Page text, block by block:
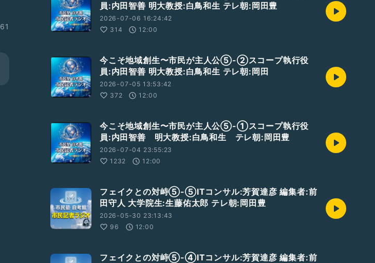
61
員:内田智善 明大教授:白鳥和生 テレ朝:岡田豊
2026-07-06 16:24:42
314
12:00
今こそ地域創生〜市民が主人公⑤-②スコープ執行役
員:内田智善 明大教授:白鳥和生 テレ朝:岡田
2026-07-05 13:53:42
372
12:00
今こそ地域創生〜市民が主人公⑤-①スコープ執行役
員:内田智善 明大教授:白鳥和生 テレ朝:岡田豊
2026-07-04 23:55:23
1232
12:00
フェイクとの対峙⑤-⑤ITコンサル:芳賀達彦 編集者:前
田守人 大学院生:生藤佑太郎 テレ朝:岡田豊
2026-05-30 23:13:43
96
12:00
フェイクとの対峙⑤-④ITコンサル:芳賀達彦 編集者:前